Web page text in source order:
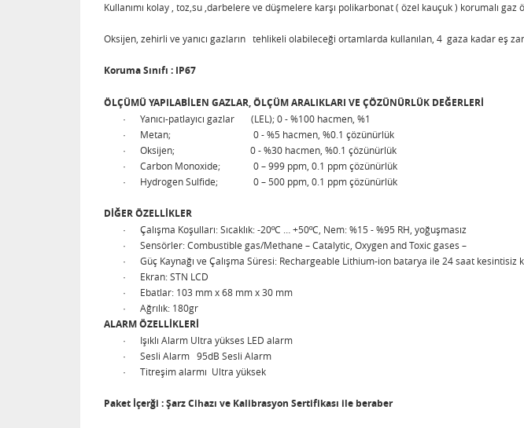
Kullanımı kolay , toz,su ,darbelere ve düşmelere karşı polikarbonat ( özel kauçuk ) korumalı gaz
Oksijen, zehirli ve yanıcı gazların tehlikeli olabileceği ortamlarda kullanılan, 4 gaza kadar eş
Koruma Sınıfı : IP67
ÖLÇÜMÜ YAPILABİLEN GAZLAR, ÖLÇÜM ARALIKLARI VE ÇÖZÜNÜRLÜK DEĞERLERİ
·
Yanıcı-patlayıcı gazlar (LEL); 0 - %100 hacmen, %1
·
Metan; 0 - %5 hacmen, %0.1 çözünürlük
·
Oksijen; 0 - %30 hacmen, %0.1 çözünürlük
·
Carbon Monoxide; 0 – 999 ppm, 0.1 ppm çözünürlük
·
Hydrogen Sulfide; 0 – 500 ppm, 0.1 ppm çözünürlük
DİĞER ÖZELLİKLER
· Çalışma Koşulları:Sıcaklık:-20ºC … +50ºC, Nem: %15 - %95 RH, yoğuşmasız
·
Sensörler:Combustible gas/Methane – Catalytic, Oxygen and Toxic gases –
·
Güç Kaynağı ve Çalışma Süresi: Rechargeable Lithium-ion batarya ile 24 saat kesintisiz
·
Ekran: STN LCD
·
Ebatlar: 103 mm x 68 mm x 30 mm
·
Ağrılık: 180gr
ALARM ÖZELLİKLERİ
·
Işıklı Alarm Ultra yükses LED alarm
·
Sesli Alarm 95dB Sesli Alarm
·
Titreşim alarmı Ultra yüksek
Paket İçerği : Şarz Cihazı ve Kalibrasyon Sertifikası ile beraber